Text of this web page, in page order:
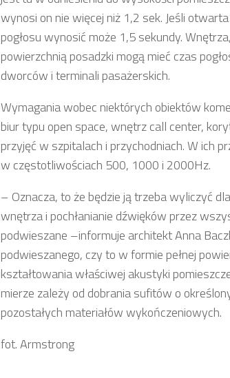
wynosi on nie więcej niż 1,2 sek. Jeśli
pogłosu wynosić może 1,5 sekundy.
powierzchnią posadzki mogą mieć czas
dworców i terminali pasażerskich.
Wymagania wobec niektórych obiektów
biur typu open space, wnętrz call center,
przyjęć w szpitalach i przychodniach. W ich
w częstotliwościach 500, 1000 i 2000Hz.
– Oznacza, to że będzie ją trzeba wyliczyć
wnętrza i pochłanianie dźwięków przez
podwieszane –informuje architekt Anna
podwieszanego, czy to w formie pełnej
kształtowania właściwej akustyki
mierze zależy od dobrania sufitów o
pozostałych materiałów wykończeniowych.
fot. Armstrong